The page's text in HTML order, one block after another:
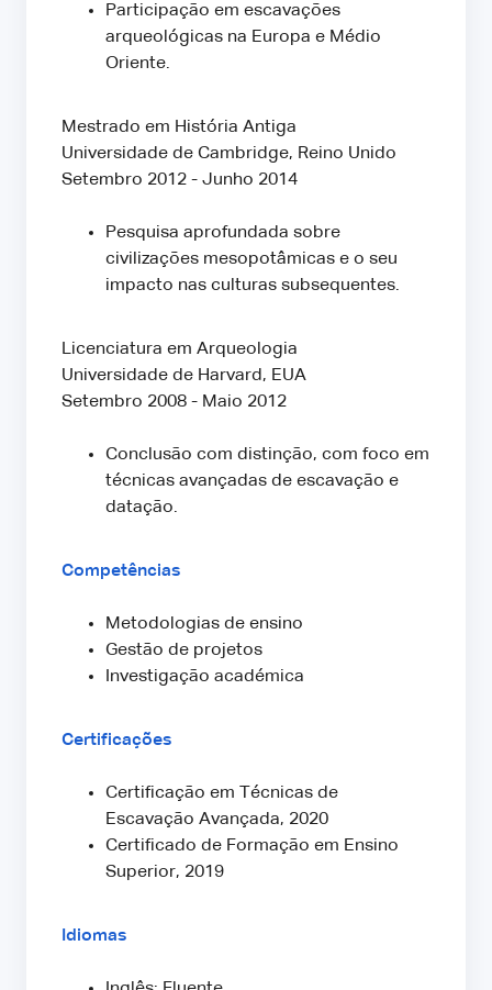
Participação em escavações
arqueológicas na Europa e Médio
Oriente.
Mestrado em História Antiga
Universidade de Cambridge, Reino Unido
Setembro 2012 - Junho 2014
Pesquisa aprofundada sobre
civilizações mesopotâmicas e o seu
impacto nas culturas subsequentes.
Licenciatura em Arqueologia
Universidade de Harvard, EUA
Setembro 2008 - Maio 2012
Conclusão com distinção, com foco em
técnicas avançadas de escavação e
datação.
Competências
Metodologias de ensino
Gestão de projetos
Investigação académica
Certificações
Certificação em Técnicas de
Escavação Avançada, 2020
Certificado de Formação em Ensino
Superior, 2019
Idiomas